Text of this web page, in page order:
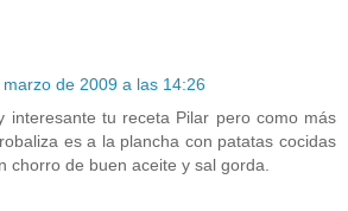
de 2009 a las 14:26
interesante tu receta Pilar pero como más
es a la plancha con patatas cocidas
chorro de buen aceite y sal gorda.